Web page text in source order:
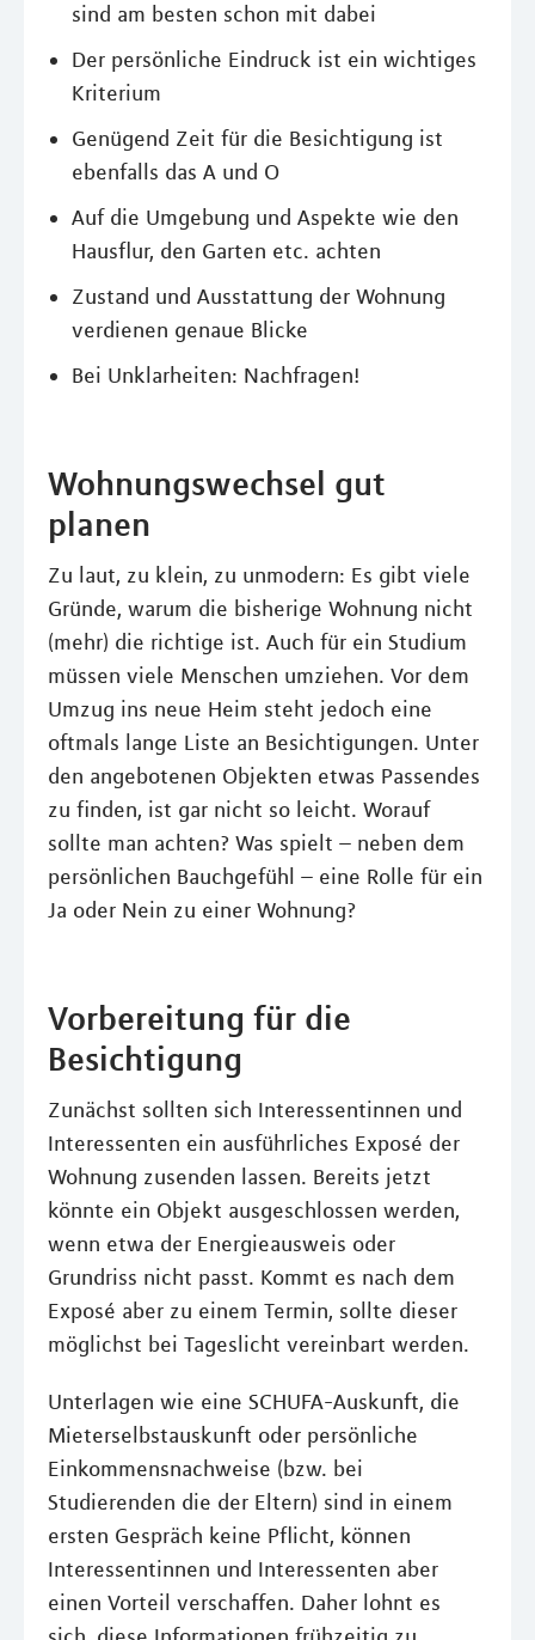
sind am besten schon mit dabei
Der persönliche Eindruck ist ein wichtiges
Kriterium
Genügend Zeit für die Besichtigung ist
ebenfalls das A und O
Auf die Umgebung und Aspekte wie den
Hausflur, den Garten etc. achten
Zustand und Ausstattung der Wohnung
verdienen genaue Blicke
Bei Unklarheiten: Nachfragen!
Wohnungswechsel gut
planen
Zu laut, zu klein, zu unmodern: Es gibt viele
Gründe, warum die bisherige Wohnung nicht
(mehr) die richtige ist. Auch für ein Studium
müssen viele Menschen umziehen. Vor dem
Umzug ins neue Heim steht jedoch eine
oftmals lange Liste an Besichtigungen. Unter
den angebotenen Objekten etwas Passendes
zu finden, ist gar nicht so leicht. Worauf
sollte man achten? Was spielt – neben dem
persönlichen Bauchgefühl – eine Rolle für ein
Ja oder Nein zu einer Wohnung?
Vorbereitung für die
Besichtigung
Zunächst sollten sich Interessentinnen und
Interessenten ein ausführliches Exposé der
Wohnung zusenden lassen. Bereits jetzt
könnte ein Objekt ausgeschlossen werden,
wenn etwa der Energieausweis oder
Grundriss nicht passt. Kommt es nach dem
Exposé aber zu einem Termin, sollte dieser
möglichst bei Tageslicht vereinbart werden.
Unterlagen wie eine SCHUFA-Auskunft, die
Mieterselbstauskunft oder persönliche
Einkommensnachweise (bzw. bei
Studierenden die der Eltern) sind in einem
ersten Gespräch keine Pflicht, können
Interessentinnen und Interessenten aber
einen Vorteil verschaffen. Daher lohnt es